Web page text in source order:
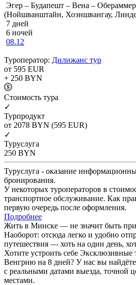
Эгер – Будапешт – Вена –
(Нойшванштайн, Хоэншвангау,
7 дней
6 ночей
08.12
Туроператор: Дилижанс тур
от 595 EUR
+ 250 BYN
Cтоимость тура
✓
Турпродукт
от 2078 BYN (595 EUR)
✓
Туруслуга
250 BYN
Туруслуга - оказание
бронирования.
У некоторых туроператоров в
транспортное обслуживание. Как
первую очередь после оформления.
Подробнее
Жить в Минске — не значит быть
Наоборот: отсюда легко и удобно
путешествия — хоть на один день,
Хотите устроить себе
Венгрию на 8 дней? У нас вы
с реальными датами выезда, точной
местами.